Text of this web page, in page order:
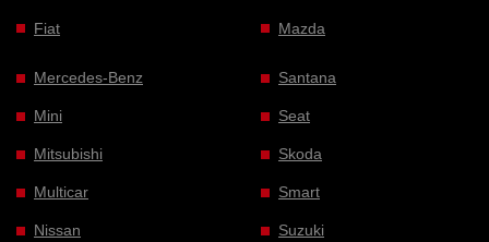
Fiat Mazda
Mercedes-Benz
Mini
Mitsubishi
Multicar
Nissan
Santana
Seat
Skoda
Smart
Suzuki